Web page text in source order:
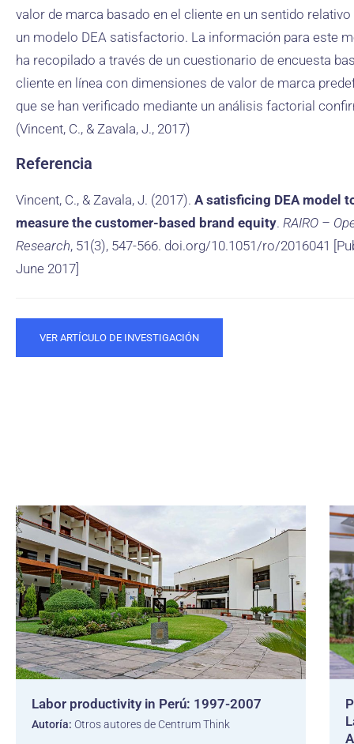
valor de marca basado en el cliente en un sentido
un modelo DEA satisfactorio. La información para este
ha recopilado a través de un cuestionario de encuesta
cliente en línea con dimensiones de valor de marca
que se han verificado mediante un análisis factorial
(Vincent, C., & Zavala, J., 2017)
Referencia
Vincent, C., & Zavala, J. (2017). A satisficing DEA model
measure the customer-based brand equity. RAIRO –
Research, 51(3), 547-566. doi.org/10.1051/ro/2016041
June 2017]
VER ARTÍCULO DE INVESTIGACIÓN
Labor productivity in Perú: 1997-2007
Autoría: Otros autores de Centrum Think